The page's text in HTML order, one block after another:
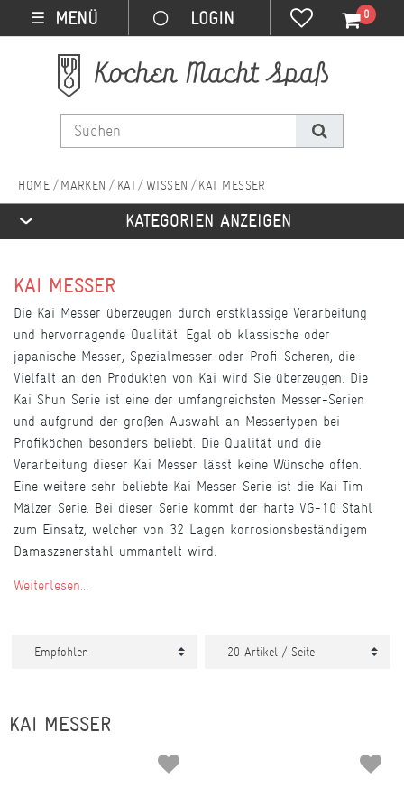
☰ MENÜ 0
MARKEN KAI WISSEN KAI MESSER
KATEGORIEN ANZEIGEN
KAI MESSER
Die Kai Messer überzeugen durch erstklassige Verarbeitung
und hervorragende Qualität. Egal ob klassische oder
japanische Messer, Spezialmesser oder Profi-Scheren, die
Vielfalt an den Produkten von Kai wird Sie überzeugen. Die
Kai Shun Serie ist eine der umfangreichsten Messer-Serien
und aufgrund der großen Auswahl an Messertypen bei
Profiköchen besonders beliebt. Die Qualität und die
Verarbeitung dieser Kai Messer lässt keine Wünsche offen.
Eine weitere sehr beliebte Kai Messer Serie ist die Kai Tim
Mälzer Serie. Bei dieser Serie kommt der harte VG-10 Stahl
zum Einsatz, welcher von 32 Lagen korrosionsbeständigem
Damaszenerstahl ummantelt wird.
Weiterlesen...
KAI MESSER